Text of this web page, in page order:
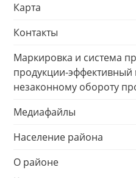
Карта
Контакты
Маркировка и система
продукции-эффективный
незаконному обороту
Медиафайлы
Население района
О районе